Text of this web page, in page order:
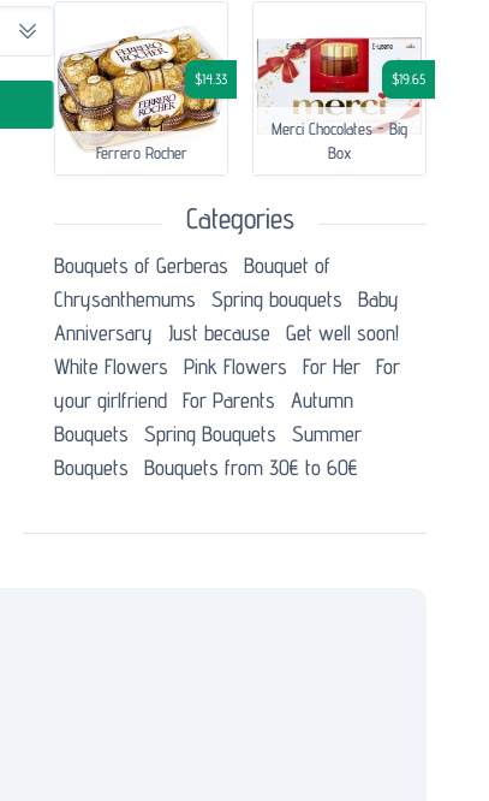
$14.33
Ferrero Rocher
$19.65
Merci Chocolates - Big
Box
Categories
Bouquets of Gerberas
Bouquet of
Chrysanthemums
Spring bouquets
Baby
Anniversary
Just because
Get well soon!
White Flowers
Pink Flowers For Her
For
your girlfriend
For Parents
Autumn
Bouquets
Spring Bouquets
Summer
Bouquets
Bouquets from 30€ to 60€